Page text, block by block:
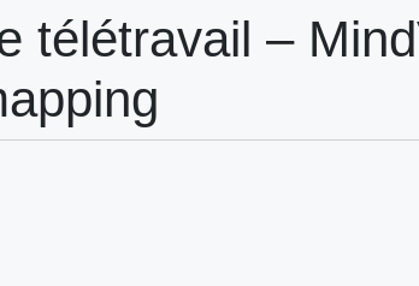
télétravail –